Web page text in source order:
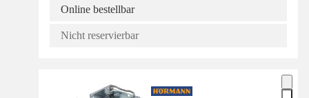
Online bestellbar
Nicht reservierbar